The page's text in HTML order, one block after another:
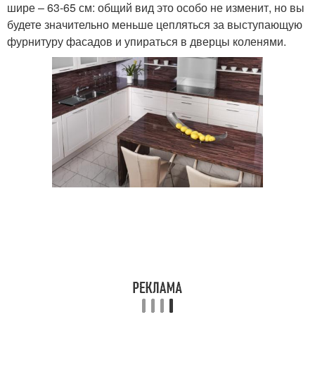
шире – 63-65 см: общий вид это особо не изменит, но вы
будете значительно меньше цепляться за выступающую
фурнитуру фасадов и упираться в дверцы коленями.